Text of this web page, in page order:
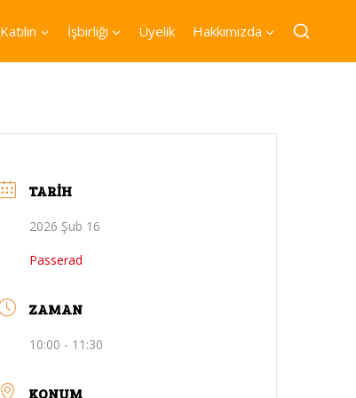
Katılın İşbirliği Üyelik Hakkımızda
TARIH
2026 Şub 16
Passerad
ZAMAN
10:00 - 11:30
KONUM